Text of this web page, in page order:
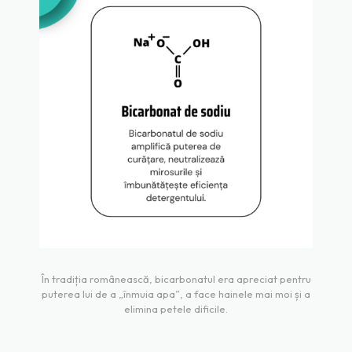
În tradiția românească, bicarbonatul era apreciat pentru
puterea lui de a „înmuia apa”, a face hainele mai moi și a
elimina petele dificile.